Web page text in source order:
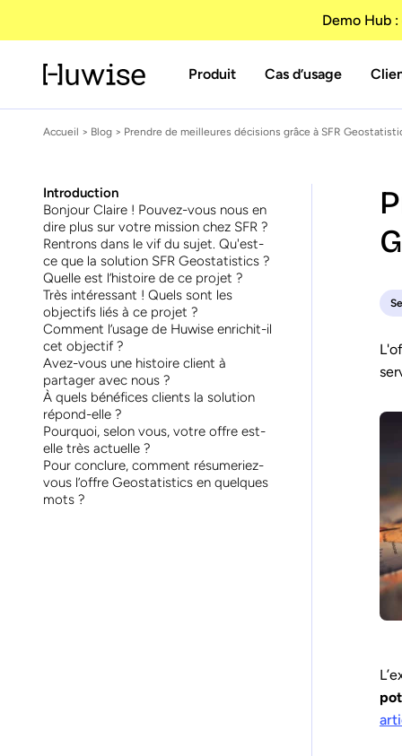
Demo Hub
Produit Cas d’usage
Accueil > Blog > Prendre de meilleures décisions grâce à SFR
Introduction
Bonjour Claire ! Pouvez-vous nous en
dire plus sur votre mission chez SFR ?
Rentrons dans le vif du sujet. Qu'est-
ce que la solution SFR Geostatistics ?
Quelle est l’histoire de ce projet ?
Très intéressant ! Quels sont les
objectifs liés à ce projet ?
Comment l’usage de Huwise enrichit-il
cet objectif ?
Avez-vous une histoire client à
partager avec nous ?
À quels bénéfices clients la solution
répond-elle ?
Pourquoi, selon vous, votre offre est-
elle très actuelle ?
Pour conclure, comment résumeriez-
vous l’offre Geostatistics en quelques
mots ?